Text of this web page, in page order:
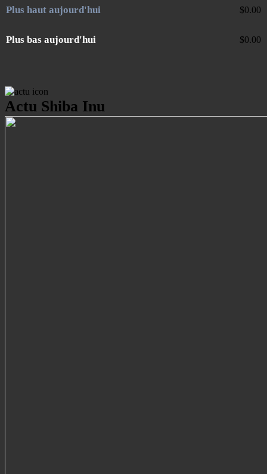
Plus haut aujourd'hui $0.00
Plus bas aujourd'hui $0.00
Actu Shiba Inu